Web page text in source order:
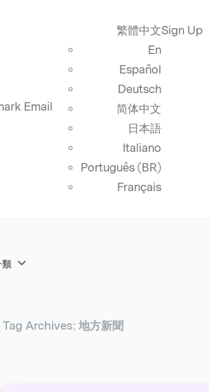
繁體中文
En
Español
Deutsch
简体中文
日本語
Italiano
Português (BR)
Français
Sign Up
類
Tag Archives: 地方新聞